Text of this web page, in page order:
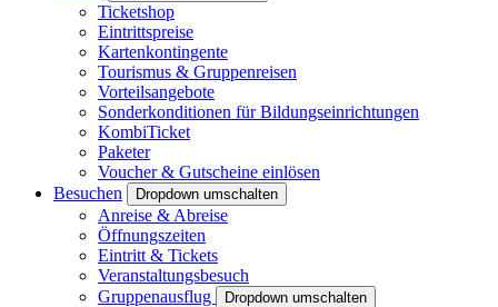
Ticketshop
Eintrittspreise
Kartenkontingente
Tourismus & Gruppenreisen
Vorteilsangebote
Sonderkonditionen für Bildungseinrichtungen
KombiTicket
Paketer
Voucher & Gutscheine einlösen
Besuchen
Dropdown umschalten
Anreise & Abreise
Öffnungszeiten
Eintritt & Tickets
Veranstaltungsbesuch
Gruppenausflug
Dropdown umschalten